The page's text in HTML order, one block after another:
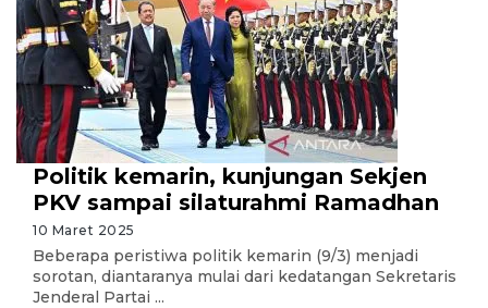
Politik kemarin, kunjungan Sekjen
PKV sampai silaturahmi Ramadhan
10 Maret 2025
Beberapa peristiwa politik kemarin (9/3) menjadi
sorotan, diantaranya mulai dari kedatangan Sekretaris
Jenderal Partai ...